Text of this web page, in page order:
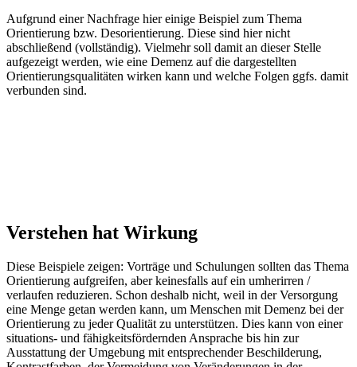
Aufgrund einer Nachfrage hier einige Beispiel zum Thema
Orientierung bzw. Desorientierung. Diese sind hier nicht
abschließend (vollständig). Vielmehr soll damit an dieser Stelle
aufgezeigt werden, wie eine Demenz auf die dargestellten
Orientierungsqualitäten wirken kann und welche Folgen ggfs. damit
verbunden sind.
Verstehen hat Wirkung
Diese Beispiele zeigen: Vorträge und Schulungen sollten das Thema
Orientierung aufgreifen, aber keinesfalls auf ein umherirren /
verlaufen reduzieren. Schon deshalb nicht, weil in der Versorgung
eine Menge getan werden kann, um Menschen mit Demenz bei der
Orientierung zu jeder Qualität zu unterstützen. Dies kann von einer
situations- und fähigkeitsfördernden Ansprache bis hin zur
Ausstattung der Umgebung mit entsprechender Beschilderung,